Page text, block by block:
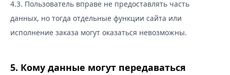
4.3. Пользователь вправе не предоставлять часть
данных, но тогда отдельные функции сайта или
исполнение заказа могут оказаться невозможны.
5. Кому данные могут передаваться